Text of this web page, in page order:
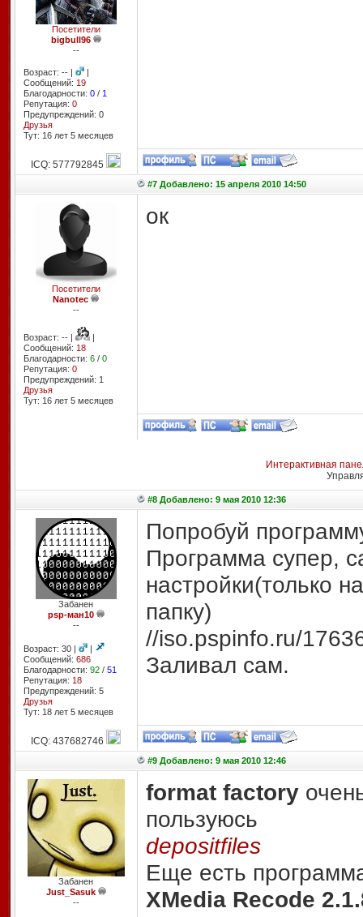
Посетители
bigbull96
--
Возраст: -- |
|
Сообщений: 19
Благодарности: 0/ 1
Репутация: 0
Предупреждений: 0
Друзья
Тут: 16 лет 5 месяцев
ICQ: 577792845
#7 Добавлено: 15 апреля 2010 14:50
Посетители
Nanotec
--
Возраст: -- |
|
Сообщений: 18
Благодарности: 6/ 0
Репутация: 0
Предупреждений: 1
Друзья
Тут: 16 лет 5 месяцев
ок
Интерактивная
#8 Добавлено: 9 мая 2010 12:36
Забанен
psp-ман10
--
Возраст: 30 |
|
Сообщений: 686
Благодарности: 92/ 51
Репутация: 18
Предупреждений: 5
Друзья
Тут: 18 лет 5 месяцев
Попробуй
Программа супер,
настройки(только
папку)
//iso.pspinfo.ru/
Заливал сам.
ICQ: 437682746
#9 Добавлено: 9 мая 2010 12:46
Забанен
Just_Sasuk
--
format factory
пользуюсь
depositfiles
Еще есть
XMedia Recode